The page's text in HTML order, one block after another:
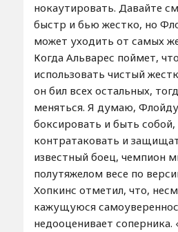
нокаутировать. Давайте
быстр и бью жестко, но
может уходить от самых
Когда Альварес поймет,
использовать чистый
он бил всех остальных,
меняться. Я думаю,
боксировать и быть
контратаковать и
известный боец, чемпион
полутяжелом весе по
Хопкинс отметил, что,
кажущуюся
недооценивает соперника.